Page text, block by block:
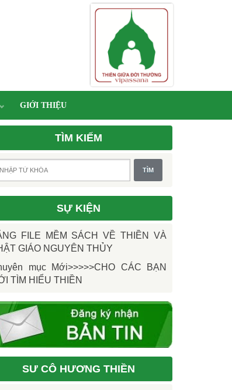
GIỚI THIỆU
TÌM KIẾM
SỰ KIỆN
FILE MỀM SÁCH VỀ THIỀN VÀ
GIÁO NGUYÊN THỦY
mục Mới>>>>>CHO CÁC BẠN
TÌM HIỂU THIỀN
SƯ CÔ HƯƠNG THIỀN